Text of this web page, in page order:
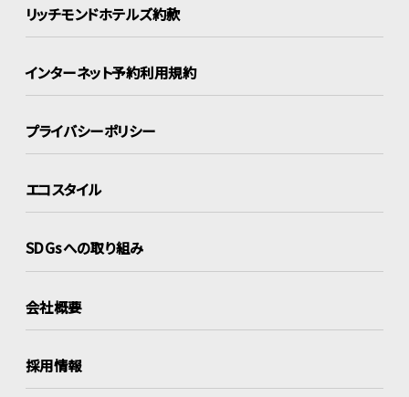
リッチモンドホテルズ約款
インターネット予約利用規約
プライバシーポリシー
エコスタイル
SDGsへの取り組み
会社概要
採用情報